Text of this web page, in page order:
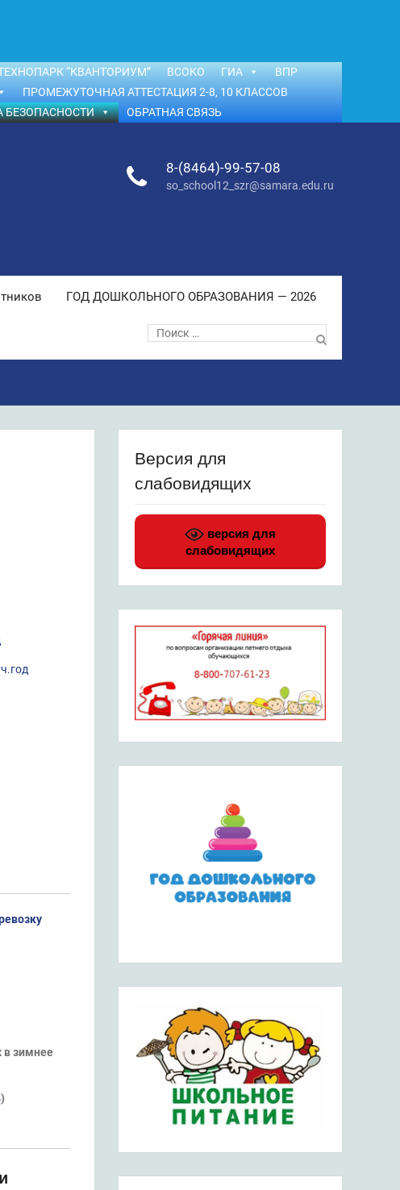
“КВАНТОРИУМ” ВСОКО ГИА
ВПР
ПРОМЕЖУТОЧНАЯ АТТЕСТАЦИЯ 2-8, 10 КЛАССОВ
БЕЗОПАСНОСТИ ОБРАТНАЯ СВЯЗЬ
8-(8464)-99-57-08
so_school12_szr@samara.edu.ru
ГОД ДОШКОЛЬНОГО ОБРАЗОВАНИЯ — 2026
Поиск
по:
в зимнее
)
Версия для
слабовидящих
версия для
слабовидящих